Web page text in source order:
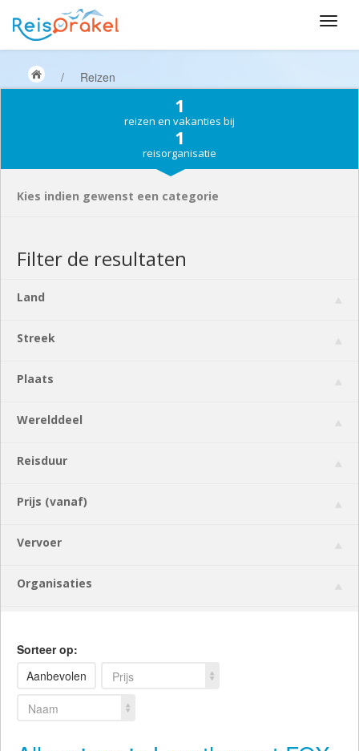
/ Reizen
1
reizen en vakanties bij
1
reisorganisatie
Kies indien gewenst een categorie
Filter de resultaten
Land
Streek
Plaats
Werelddeel
Reisduur
Prijs (vanaf)
Vervoer
Organisaties
Sorteer op:
Aanbevolen
Prijs
Naam